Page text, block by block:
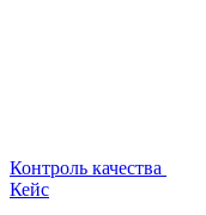
Контроль качества
Кейс